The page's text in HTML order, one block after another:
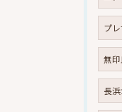
プ
無
長